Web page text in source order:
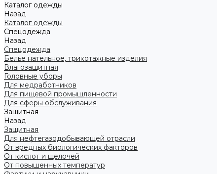
Каталог одежды
Назад
Каталог одежды
Спецодежда
Назад
Спецодежда
Белье нательное, трикотажные изделия
Влагозащитная
Головные уборы
Для медработников
Для пищевой промышленности
Для сферы обслуживания
Защитная
Назад
Защитная
Для нефтегазодобывающей отрасли
От вредных биологических факторов
От кислот и щелочей
От повышенных температур